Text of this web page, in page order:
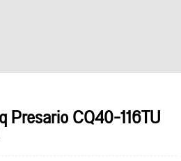
Presario CQ40-116TU